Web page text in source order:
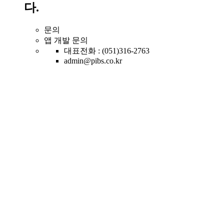
다.
문의
앱 개발 문의
대표전화 : (051)316-2763
admin@pibs.co.kr